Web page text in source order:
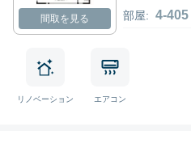
間取を見る 部屋: 4-405
リノベーション エアコン